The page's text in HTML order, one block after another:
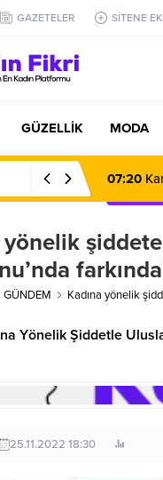
GAZETELER SİTENE
GÜZELLİK MODA
07:20
yönelik
GÜNDEM Kadına yönelik
Yönelik Şiddetle
25.11.2022 18:30